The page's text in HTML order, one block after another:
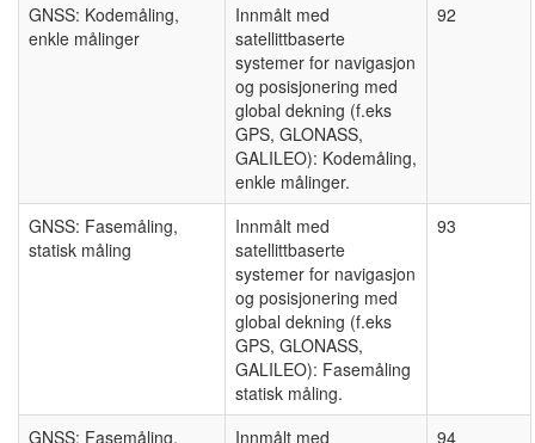
GNSS: Kodemåling,
enkle målinger
Innmålt med
satellittbaserte
systemer for navigasjon
og posisjonering med
global dekning (f.eks
GPS, GLONASS,
GALILEO): Kodemåling,
enkle målinger.
92
GNSS: Fasemåling,
statisk måling
Innmålt med
satellittbaserte
systemer for navigasjon
og posisjonering med
global dekning (f.eks
GPS, GLONASS,
GALILEO): Fasemåling
statisk måling.
93
GNSS: Fasemåling, Innmålt med 94